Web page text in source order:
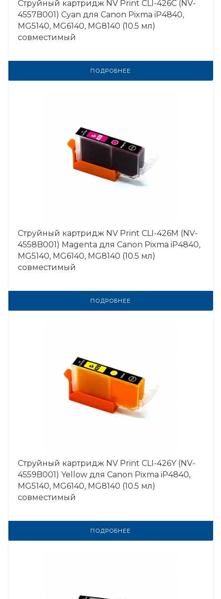
Струйный картридж NV Print CLI-426C (NV-
4557B001) Cyan для Canon Pixma iP4840,
MG5140, MG6140, MG8140 (10.5 мл)
совместимый
ПОДРОБНЕЕ
Струйный картридж NV Print CLI-426M (NV-
4558B001) Magenta для Canon Pixma iP4840,
MG5140, MG6140, MG8140 (10.5 мл)
совместимый
ПОДРОБНЕЕ
Струйный картридж NV Print CLI-426Y (NV-
4559B001) Yellow для Canon Pixma iP4840,
MG5140, MG6140, MG8140 (10.5 мл)
совместимый
ПОДРОБНЕЕ